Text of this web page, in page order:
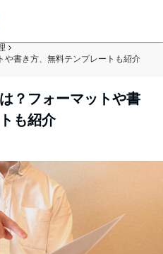
や書き方、無料テンプレートも紹介
？フォーマットや書
も紹介